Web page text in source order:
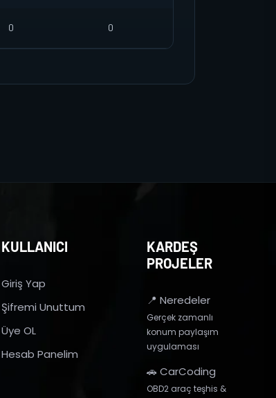
0 0
KULLANICI
Giriş Yap
Şifremi Unuttum
Üye OL
Hesab Panelim
KARDEŞ
PROJELER
📍 Neredeler
Gerçek zamanlı
konum paylaşım
uygulaması
🚗 CarCoding
OBD2 araç teşhis &